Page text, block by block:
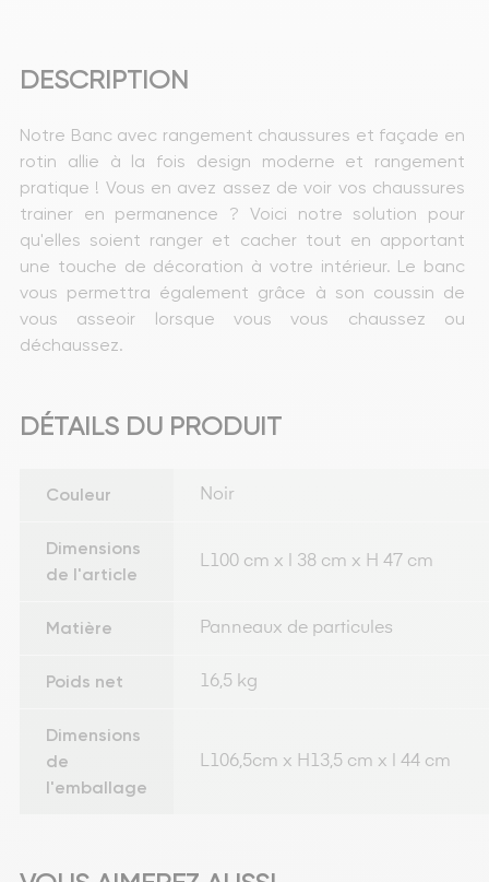
DESCRIPTION
Notre Banc avec rangement chaussures et façade en
rotin allie à la fois design moderne et rangement
pratique ! Vous en avez assez de voir vos chaussures
trainer en permanence ? Voici notre solution pour
qu'elles soient ranger et cacher tout en apportant
une touche de décoration à votre intérieur. Le banc
vous permettra également grâce à son coussin de
vous asseoir lorsque vous vous chaussez ou
déchaussez.
DÉTAILS DU PRODUIT
Couleur Noir
Dimensions
de l'article
L100 cm x l 38 cm x H 47 cm
Matière Panneaux de particules
Poids net 16,5 kg
Dimensions
de
l'emballage
L106,5cm x H13,5 cm x l 44 cm